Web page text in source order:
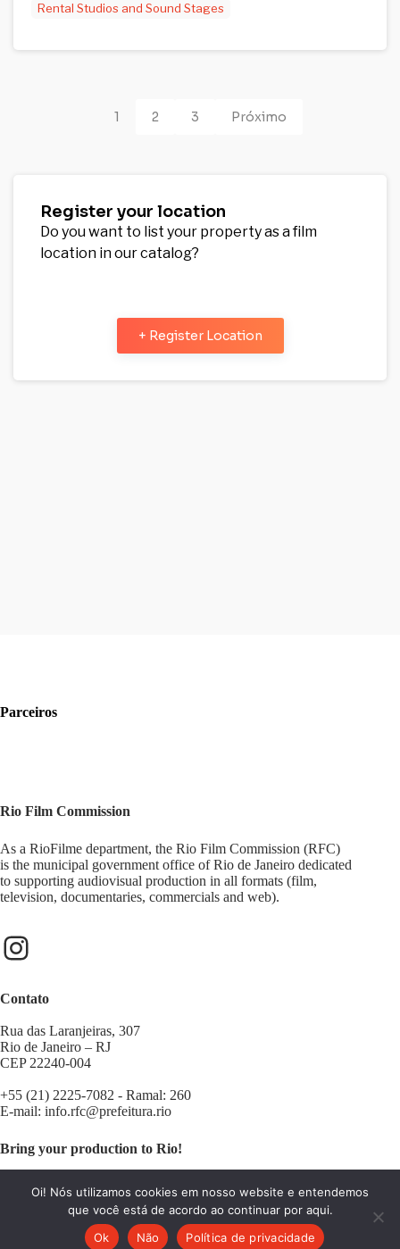
Rental Studios and Sound Stages
1 2 3 Próximo
Register your location
Do you want to list your property as a film
location in our catalog?
+ Register Location
Parceiros
Rio Film Commission
As a RioFilme department, the Rio Film Commission (RFC)
is the municipal government office of Rio de Janeiro dedicated
to supporting audiovisual production in all formats (film,
television, documentaries, commercials and web).
Contato
Rua das Laranjeiras, 307
Rio de Janeiro – RJ
CEP 22240-004
+55 (21) 2225-7082 - Ramal: 260
E-mail: info.rfc@prefeitura.rio
Bring your production to Rio!
Contact us: filminrio@prefeitura.rio
Oi! Nós utilizamos cookies em nosso website e entendemos
que você está de acordo ao continuar por aqui.
Ok
Não Política de privacidade